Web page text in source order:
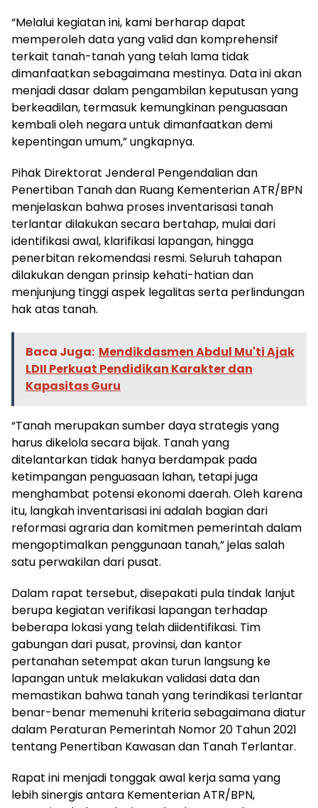
“Melalui kegiatan ini, kami berharap dapat
memperoleh data yang valid dan komprehensif
terkait tanah-tanah yang telah lama tidak
dimanfaatkan sebagaimana mestinya. Data ini akan
menjadi dasar dalam pengambilan keputusan yang
berkeadilan, termasuk kemungkinan penguasaan
kembali oleh negara untuk dimanfaatkan demi
kepentingan umum,” ungkapnya.
Pihak Direktorat Jenderal Pengendalian dan
Penertiban Tanah dan Ruang Kementerian ATR/BPN
menjelaskan bahwa proses inventarisasi tanah
terlantar dilakukan secara bertahap, mulai dari
identifikasi awal, klarifikasi lapangan, hingga
penerbitan rekomendasi resmi. Seluruh tahapan
dilakukan dengan prinsip kehati-hatian dan
menjunjung tinggi aspek legalitas serta perlindungan
hak atas tanah.
Baca Juga: Mendikdasmen Abdul Mu'ti Ajak
LDII Perkuat Pendidikan Karakter dan
Kapasitas Guru
“Tanah merupakan sumber daya strategis yang
harus dikelola secara bijak. Tanah yang
ditelantarkan tidak hanya berdampak pada
ketimpangan penguasaan lahan, tetapi juga
menghambat potensi ekonomi daerah. Oleh karena
itu, langkah inventarisasi ini adalah bagian dari
reformasi agraria dan komitmen pemerintah dalam
mengoptimalkan penggunaan tanah,” jelas salah
satu perwakilan dari pusat.
Dalam rapat tersebut, disepakati pula tindak lanjut
berupa kegiatan verifikasi lapangan terhadap
beberapa lokasi yang telah diidentifikasi. Tim
gabungan dari pusat, provinsi, dan kantor
pertanahan setempat akan turun langsung ke
lapangan untuk melakukan validasi data dan
memastikan bahwa tanah yang terindikasi terlantar
benar-benar memenuhi kriteria sebagaimana diatur
dalam Peraturan Pemerintah Nomor 20 Tahun 2021
tentang Penertiban Kawasan dan Tanah Terlantar.
Rapat ini menjadi tonggak awal kerja sama yang
lebih sinergis antara Kementerian ATR/BPN,